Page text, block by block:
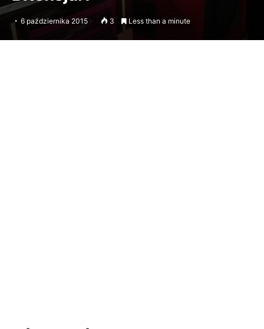
6 października 2015 3 Less than a minute